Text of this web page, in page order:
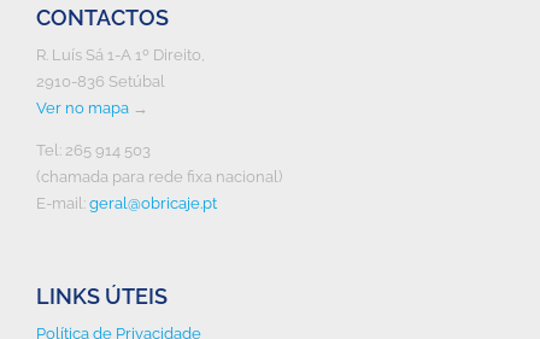
CONTACTOS
R. Luís Sá 1-A 1º Direito,
2910-836 Setúbal
Ver no mapa →
Tel: 265 914 503
(chamada para rede fixa nacional)
E-mail: geral@obricaje.pt
LINKS ÚTEIS
Política de Privacidade